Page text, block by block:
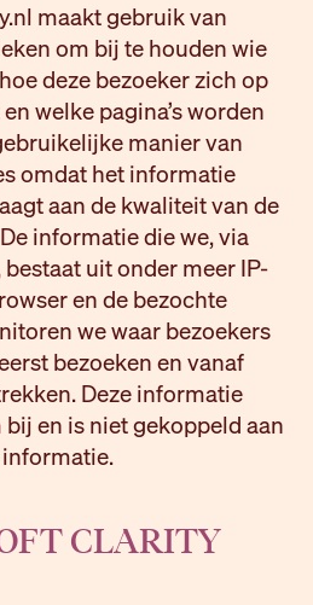
maakt gebruik van
om bij te houden wie
deze bezoeker zich op
welke pagina’s worden
manier van
omdat het informatie
aan de kwaliteit van de
informatie die we, via
uit onder meer IP-
en de bezochte
we waar bezoekers
bezoeken en vanaf
Deze informatie
en is niet gekoppeld aan
CLARITY